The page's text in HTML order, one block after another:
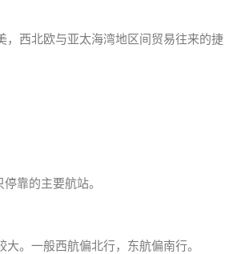
西北欧与亚太海湾地区间贸易往来的捷
靠的主要航站。
。一般西航偏北行，东航偏南行。